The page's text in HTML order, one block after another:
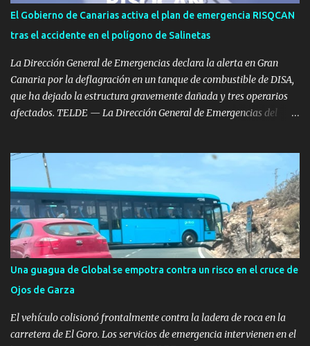
del crimen. Los hechos se remontan al pasado 14 de febrero de
2026, cuando el cuerpo sin vida de la víctima, un varón con
problemas de drogodependencia, fue hallado tirado en la vía
pública. En una primera inspecci...
El Gobierno de Canarias activa el plan de emergencia RISQCAN
tras el accidente en el polígono de Salinetas
La Dirección General de Emergencias declara la alerta en Gran
Canaria por la deflagración en un tanque de combustible de DISA,
que ha dejado la estructura gravemente dañada y tres operarios
afectados. TELDE — La Dirección General de Emergencias del
riesgo de accidentes graves en los que intervengan sustancias
peligrosas (RISQCAN). La medida se ha tomado tras la grave
deflagración registrada este miércoles en el Polígono Industrial de
Salinetas, en el municipio de Telde. La activación del plan responde
a la necesidad de coordinar el seguimiento del incidente y
supervisar las medidas de seguridad exteriores al tratarse de una
instalación de almacenamiento de hidrocarburos. Deflagración en
un tanque en reparación Según los datos oficiales facilitados por el
Ejecutivo autonómico, la primera llamada de alerta se recibió en el
Centro Coordinador a las 12:10 horas...
Una guagua de Global se empotra contra un risco en el cruce de
Ojos de Garza
El vehículo colisionó frontalmente contra la ladera de roca en la
carretera de El Goro. Los servicios de emergencia intervienen en el